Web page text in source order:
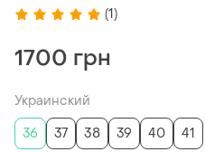
(1)
1700 грн
Украинский
36
37 38 39 40 41